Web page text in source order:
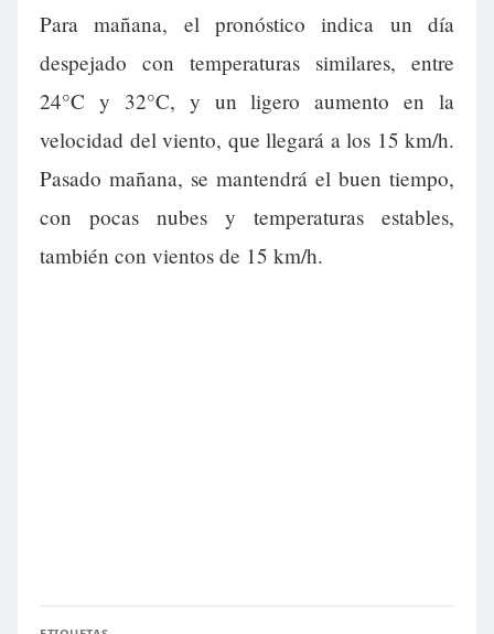
Para mañana, el pronóstico indica un día
despejado con temperaturas similares, entre
24°C y 32°C, y un ligero aumento en la
velocidad del viento, que llegará a los 15 km/h.
Pasado mañana, se mantendrá el buen tiempo,
con pocas nubes y temperaturas estables,
también con vientos de 15 km/h.